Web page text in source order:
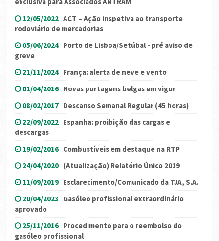
12/05/2022 ACT – Ação inspetiva ao transporte
rodoviário de mercadorias
05/06/2024 Porto de Lisboa/Setúbal - pré aviso de
greve
21/11/2024 França: alerta de neve e vento
01/04/2016 Novas portagens belgas em vigor
08/02/2017 Descanso Semanal Regular (45 horas)
22/09/2022 Espanha: proibição das cargas e
descargas
19/02/2016 Combustíveis em destaque na RTP
24/04/2020 (Atualização) Relatório Único 2019
11/09/2019 Esclarecimento/Comunicado da TJA, S.A.
20/04/2023 Gasóleo profissional extraordinário
aprovado
25/11/2016 Procedimento para o reembolso do
gasóleo profissional